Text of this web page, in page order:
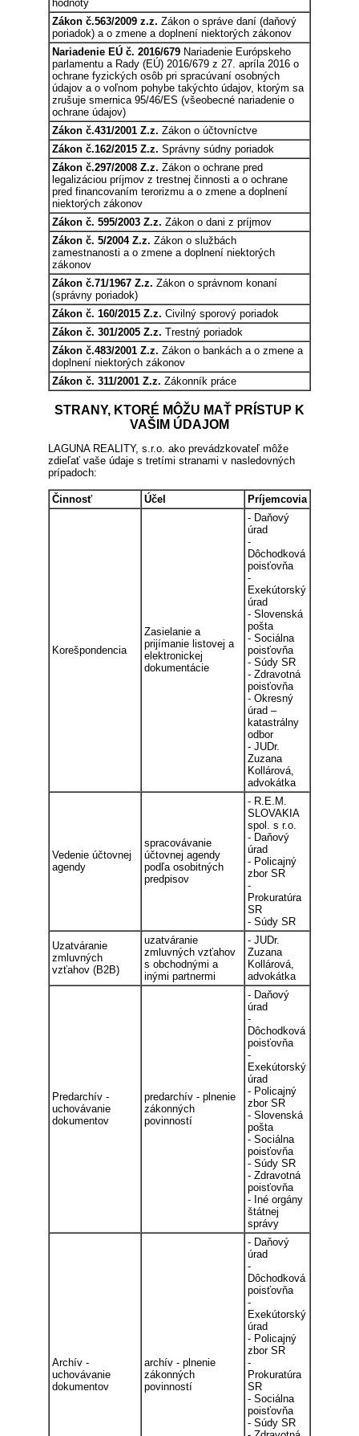
hodnoty
Zákon č.563/2009 z.z. Zákon o správe daní (daňový
poriadok) a o zmene a doplnení niektorých zákonov
Nariadenie EÚ č. 2016/679 Nariadenie Európskeho
parlamentu a Rady (EÚ) 2016/679 z 27. apríla 2016 o
ochrane fyzických osôb pri spracúvaní osobných
údajov a o voľnom pohybe takýchto údajov, ktorým sa
zrušuje smernica 95/46/ES (všeobecné nariadenie o
ochrane údajov)
Zákon č.431/2001 Z.z. Zákon o účtovníctve
Zákon č.162/2015 Z.z. Správny súdny poriadok
Zákon č.297/2008 Z.z. Zákon o ochrane pred
legalizáciou príjmov z trestnej činnosti a o ochrane
pred financovaním terorizmu a o zmene a doplnení
niektorých zákonov
Zákon č. 595/2003 Z.z. Zákon o dani z príjmov
Zákon č. 5/2004 Z.z. Zákon o službách
zamestnanosti a o zmene a doplnení niektorých
zákonov
Zákon č.71/1967 Z.z. Zákon o správnom konaní
(správny poriadok)
Zákon č. 160/2015 Z.z. Civilný sporový poriadok
Zákon č. 301/2005 Z.z. Trestný poriadok
Zákon č.483/2001 Z.z. Zákon o bankách a o zmene a
doplnení niektorých zákonov
Zákon č. 311/2001 Z.z. Zákonník práce
STRANY, KTORÉ MÔŽU MAŤ PRÍSTUP K
VAŠIM ÚDAJOM
LAGUNA REALITY, s.r.o. ako prevádzkovateľ môže
zdieľať vaše údaje s tretími stranami v nasledovných
prípadoch:
Činnosť Účel Príjemcovia
Korešpondencia
Zasielanie a
prijímanie listovej a
elektronickej
dokumentácie
- Daňový
úrad
-
Dôchodková
poisťovňa
-
Exekútorský
úrad
- Slovenská
pošta
- Sociálna
poisťovňa
- Súdy SR
- Zdravotná
poisťovňa
- Okresný
úrad –
katastrálny
odbor
- JUDr.
Zuzana
Kollárová,
advokátka
Vedenie účtovnej
agendy
spracovávanie
účtovnej agendy
podľa osobitných
predpisov
- R.E.M.
SLOVAKIA
spol. s r.o.
- Daňový
úrad
- Policajný
zbor SR
-
Prokuratúra
SR
- Súdy SR
Uzatváranie
zmluvných
vzťahov (B2B)
uzatváranie
zmluvných vzťahov
s obchodnými a
inými partnermi
- JUDr.
Zuzana
Kollárová,
advokátka
Predarchív -
uchovávanie
dokumentov
predarchív - plnenie
zákonných
povinností
- Daňový
úrad
-
Dôchodková
poisťovňa
-
Exekútorský
úrad
- Policajný
zbor SR
- Slovenská
pošta
- Sociálna
poisťovňa
- Súdy SR
- Zdravotná
poisťovňa
- Iné orgány
štátnej
správy
Archív -
uchovávanie
dokumentov
archív - plnenie
zákonných
povinností
- Daňový
úrad
-
Dôchodková
poisťovňa
-
Exekútorský
úrad
- Policajný
zbor SR
-
Prokuratúra
SR
- Sociálna
poisťovňa
- Súdy SR